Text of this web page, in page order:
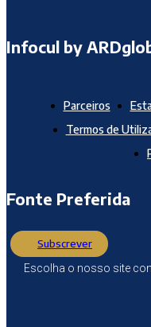
Infocul by
Parceiros
Termos de
Fonte Preferida
Subscrever
Escolha o nosso site